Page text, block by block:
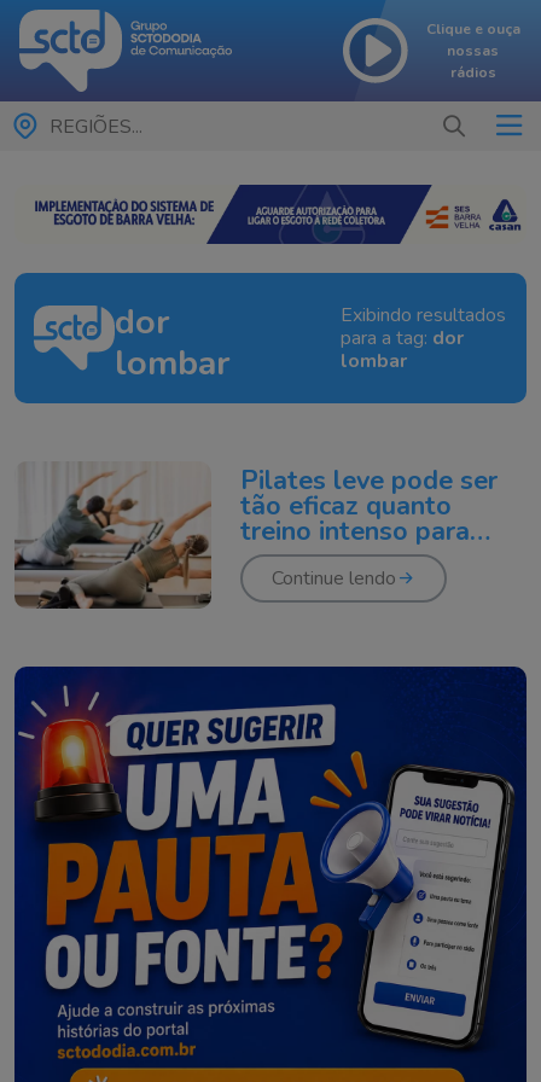
Clique e ouça
nossas
rádios
REGIÕES...
dor
lombar
Exibindo resultados
para a tag: dor
lombar
Pilates leve pode ser
tão eficaz quanto
treino intenso para
aliviar dor
Continue lendo